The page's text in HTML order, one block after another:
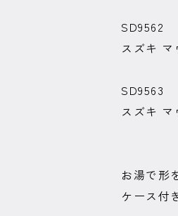
SD9562
スズキ マ
SD9563
スズキ マ
お湯で形
ケース付